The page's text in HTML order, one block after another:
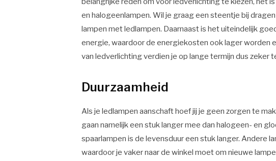
en halogeenlampen. Wil je graag een steentje bij
lampen met ledlampen. Daarnaast is het uiteindelijk
energie, waardoor de energiekosten ook lager worden
van ledverlichting verdien je op lange termijn dus zeker
Duurzaamheid
Als je ledlampen aanschaft hoef jij je geen zorgen te
gaan namelijk een stuk langer mee dan halogeen- en
spaarlampen is de levensduur een stuk langer. Andere
waardoor je vaker naar de winkel moet om nieuwe